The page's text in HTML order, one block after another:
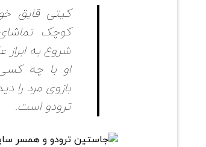
کیتی قایق
کوچک
شروع به
او با چه
بازوی مرد را
ترودو است.